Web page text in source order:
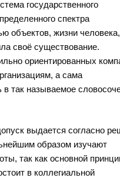
государственного
спектра
объектов, жизни человека,
своё существование.
ориентированных
а сама
так называемое
выдается согласно
образом изучают
так как основной
в коллегиальной